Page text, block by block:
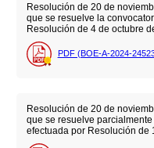
Resolución de 20 de
que se resuelve la
Resolución de 4 de octubre
PDF (BOE-A-2024-
Resolución de 20 de
que se resuelve
efectuada por Resolución de